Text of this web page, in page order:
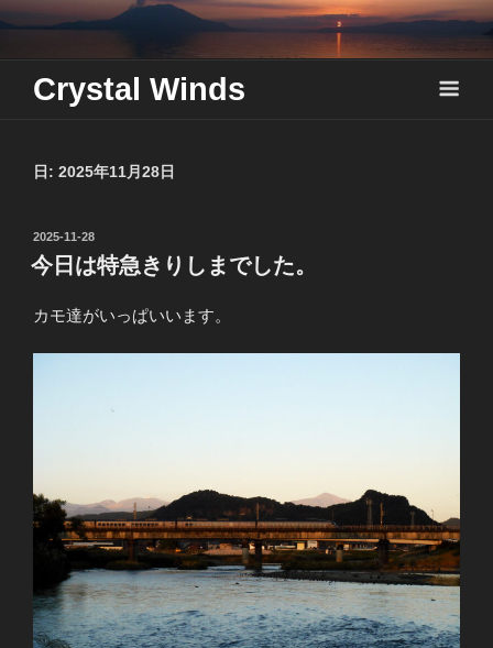
Skip
content
Crystal Winds
日: 2025年11月28日
投
稿
日:
2025-11-28
今日は特急きりしまでした。
カモ達がいっぱいいます。